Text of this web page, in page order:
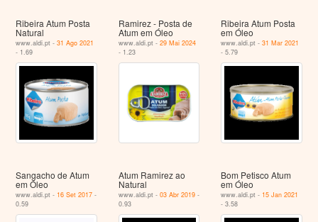
Ribeira Atum Posta
Natural
www.aldi.pt -31 Ago 2021
- 1.69
Ramirez - Posta de
Atum em Óleo
www.aldi.pt - 29 Mai 2024
- 1.23
Ribeira Atum Posta
em Óleo
www.aldi.pt -31 Mar 2021
- 5.79
Sangacho de Atum
em Óleo
www.aldi.pt - 16 Set 2017 -
0.59
Atum Ramirez ao
Natural
www.aldi.pt - 03 Abr 2019-
0.93
Bom Petisco Atum
em Óleo
www.aldi.pt - 15 Jan 2021
- 3.58